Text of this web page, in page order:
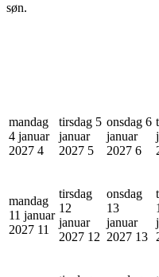
søn.
mandag
4 januar
2027 4
tirsdag 5
januar
2027 5
onsdag 6
januar
2027 6
mandag
11 januar
2027 11
tirsdag
12
januar
2027 12
onsdag
13
januar
2027 13